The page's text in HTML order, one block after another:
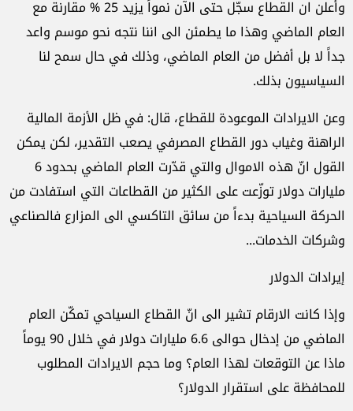
وأعلن ان القطاع سجّل حتى الآن نمواً يزيد 25 % مقارنة مع
العام الماضي وهذا ما يطمئن الى اننا نتجه نحو موسم واعد
جداً لا بل أفضل من العام الماضي، وذلك في حال سمح لنا
السياسيون بذلك.
وعن الايرادات الموعودة للقطاع، قال: في ظل الأزمة المالية
الراهنة وغياب دور القطاع المصرفي يصعب التقدير، لكن يمكن
القول انّ هذه الاموال والتي قدّرت العام الماضي بحدود 6
مليارات دولار توزّعت على الكثير من القطاعات التي استفادت من
الحركة السياحية بدءاً من سائق التاكسي الى المزارع فالصناعي
وشركات الخدمات...
إيرادات الدولار
وإذا كانت الارقام تشير الى انّ القطاع السياحي تمكّن العام
الماضي من إدخال حوالى 6.6 مليارات دولار في خلال 90 يوماً
ماذا عن التوقعات لهذا العام؟ وما حجم الايرادات المطلوب
للمحافظة على استقرار الدولار؟